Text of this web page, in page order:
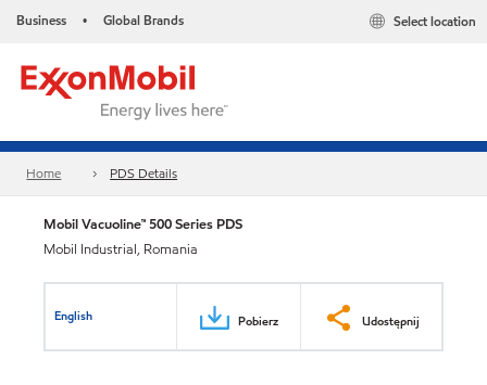
Business • Global Brands Select location
Home PDS Details
Mobil Vacuoline™ 500 Series PDS
Mobil Industrial, Romania
English Pobierz Udostępnij